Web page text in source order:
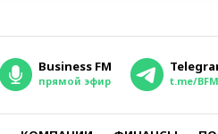
Business FM
прямой эфир t.me/